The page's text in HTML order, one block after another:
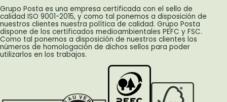
Grupo Posta es una empresa certificada con el sello de
calidad ISO 9001-2015, y como tal ponemos a disposición de
nuestros clientes nuestra política de calidad. Grupo Posta
dispone de los certificados medioambientales PEFC y FSC.
Como tal ponemos a disposición de nuestros clientes los
números de homologación de dichos sellos para poder
utilizarlos en los trabajos.